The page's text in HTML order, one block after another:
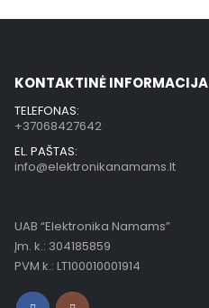
KONTAKTINĖ INFORMACIJA
TELEFONAS:
+37068427642
EL. PAŠTAS:
info@elektronikanamams.lt
UAB “Elektronika Namams”
Įm. k.: 304185859
PVM k.: LT100010001914